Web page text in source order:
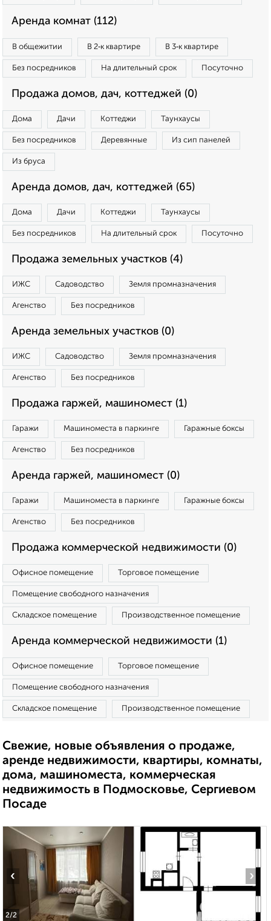
Аренда комнат (112)
В общежитии В 2‑к квартире В 3‑к квартире
Без посредников На длительный срок Посуточно
Продажа домов, дач, коттеджей (0)
Дома Дачи Коттеджи Таунхаусы
Без посредников Деревянные Из сип панелей
Из бруса
Аренда домов, дач, коттеджей (65)
Дома Дачи Коттеджи Таунхаусы
Без посредников На длительный срок Посуточно
Продажа земельных участков (4)
ИЖС Садоводство Земля промназначения
Агенство Без посредников
Аренда земельных участков (0)
ИЖС Садоводство Земля промназначения
Агенство Без посредников
Продажа гаржей, машиномест (1)
Гаражи Машиноместа в паркинге Гаражные боксы
Агенство Без посредников
Аренда гаржей, машиномест (0)
Гаражи Машиноместа в паркинге Гаражные боксы
Агенство Без посредников
Продажа коммерческой недвижимости (0)
Офисное помещение Торговое помещение
Помещение свободного назначения
Складское помещение Производственное помещение
Аренда коммерческой недвижимости (1)
Офисное помещение Торговое помещение
Помещение свободного назначения
Складское помещение Производственное помещение
Свежие, новые объявления о продаже,
аренде недвижимости, квартиры, комнаты,
дома, машиноместа, коммерческая
недвижимость в Подмосковье, Сергиевом
Посаде
2/2
‹ ›